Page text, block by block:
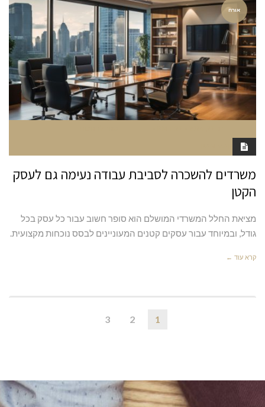
אורח
RAN MARGALIT
משרדים להשכרה לסביבת עבודה נעימה גם לעסק
הקטן
מציאת החלל המשרדי המושלם הוא סופר חשוב עבור כל עסק בכל
גודל, ובמיוחד עבור עסקים קטנים המעוניינים לבסס נוכחות מקצועית.
קרא עוד ←
1
2
3